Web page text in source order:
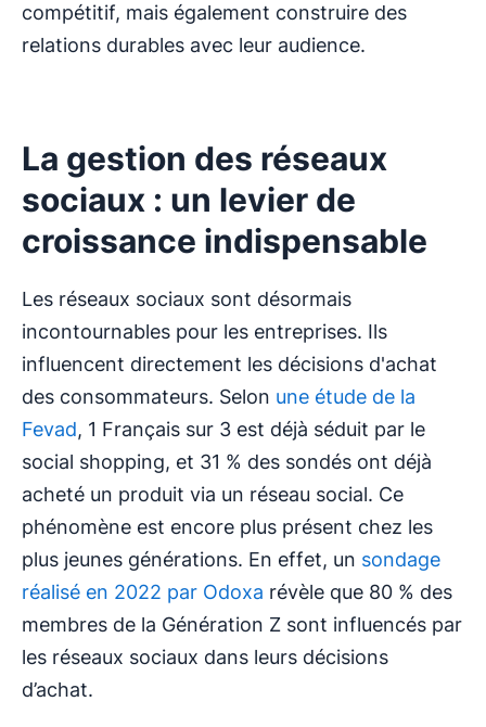
compétitif, mais également construire des
relations durables avec leur audience.
La gestion des réseaux
sociaux : un levier de
croissance indispensable
Les réseaux sociaux sont désormais
incontournables pour les entreprises. Ils
influencent directement les décisions d'achat
des consommateurs. Selon une étude de la
Fevad, 1 Français sur 3 est déjà séduit par le
social shopping, et 31 % des sondés ont déjà
acheté un produit via un réseau social. Ce
phénomène est encore plus présent chez les
plus jeunes générations. En effet, un sondage
réalisé en 2022 par Odoxa révèle que 80 % des
membres de la Génération Z sont influencés par
les réseaux sociaux dans leurs décisions
d’achat.